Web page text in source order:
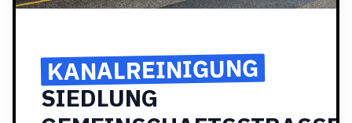
KANALREINIGUNG
SIEDLUNG